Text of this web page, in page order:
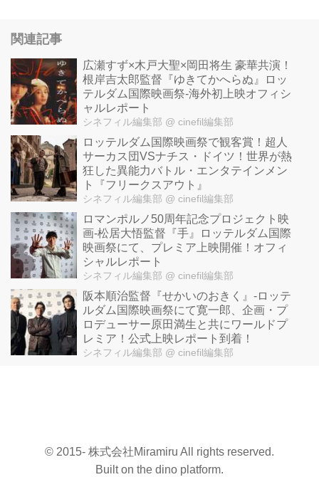
関連記事
広瀬すず×木戸大聖×岡田将生 豪華共演！
根岸吉太郎監督『ゆきてかへらぬ』ロッ
テルダム国際映画祭-海外初上映オフィシ
ャルレポート
シネフィル編集部 @ cinefil編集部
ロッテルダム国際映画祭で観客賞！超人
サーカス団VSナチス・ドイツ！世界が熱
狂した異能力バトル・エンタテインメン
ト『フリークスアウト』
シネフィル編集部 @ cinefil編集部
ロマンポルノ50周年記念プロジェクト映
画-松居大悟監督『手』ロッテルダム国際
映画祭にて、プレミア上映開催！オフィ
シャルレポート
シネフィル編集部 @ cinefil編集部
阪本順治監督『せかいのおきく』-ロッテ
ルダム国際映画祭にて寛一郎、企画・プ
ロデューサー原田満生と共にワールドプ
レミア！公式上映レポート到着！
シネフィル編集部 @ cinefil編集部
© 2015- 株式会社Miramiru All rights reserved.
Built on the dino platform.